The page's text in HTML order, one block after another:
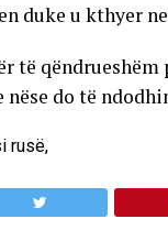
duke u kthyer
të
do të